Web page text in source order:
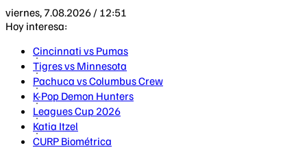
viernes, 7.08.2026 / 12:51
Hoy interesa:
Cincinnati vs Pumas
Tigres vs Minnesota
Pachuca vs Columbus Crew
K-Pop Demon Hunters
Leagues Cup 2026
Katia Itzel
CURP Biométrica